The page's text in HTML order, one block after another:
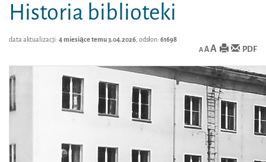
Historia biblioteki
data aktualizacji: 4 miesiące temu 3.04.2026 , odsłon: 61698
AAA PDF